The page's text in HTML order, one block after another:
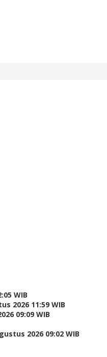
WIB
2026 11:59 WIB
09:09 WIB
2026 09:02 WIB